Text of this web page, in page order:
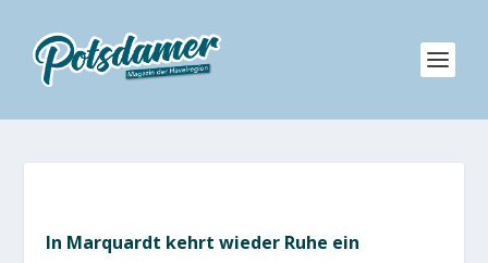
In Marquardt kehrt wieder Ruhe ein